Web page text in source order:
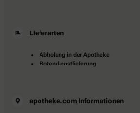
Lieferarten
Abholung in der Apotheke
Botendienstlieferung
apotheke.com Informationen